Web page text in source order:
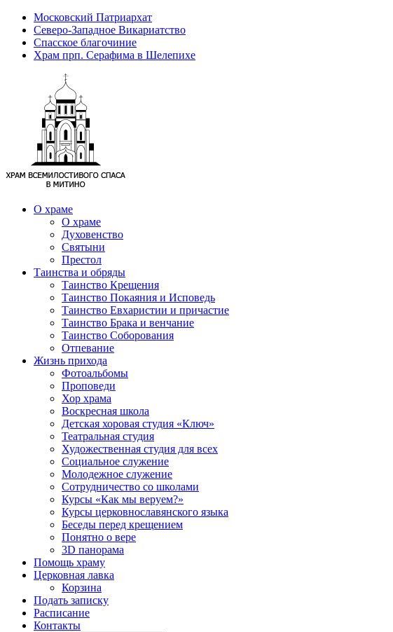
Московский Патриархат
Северо-Западное Викариатство
Спасское благочиние
Храм прп. Серафима в Шелепихе
О храме
О храме
Духовенство
Святыни
Престол
Таинства и обряды
Таинство Крещения
Таинство Покаяния и Исповедь
Таинство Евхаристии и причастие
Таинство Брака и венчание
Таинство Соборования
Отпевание
Жизнь прихода
Фотоальбомы
Проповеди
Хор храма
Воскресная школа
Детская хоровая студия «Ключ»
Театральная студия
Х​удожественная студия для всех
Социальное служение
Молодежное служение
Сотрудничество со школами
Курсы «Как мы веруем?»
Курсы церковнославянского языка
Беседы перед крещением
Понятно о вере
3D панорама
Помощь храму
Церковная лавка
Корзина
Подать записку
Расписание
Контакты